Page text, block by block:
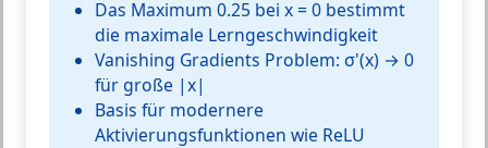
Das Maximum 0.25 bei x = 0 bestimmt
die maximale Lerngeschwindigkeit
Vanishing Gradients Problem: σ'(x) → 0
für große |x|
Basis für modernere
Aktivierungsfunktionen wie ReLU